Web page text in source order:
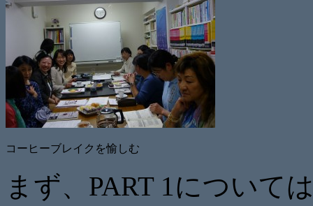
コーヒーブレイクを愉しむ
まず、PART 1について